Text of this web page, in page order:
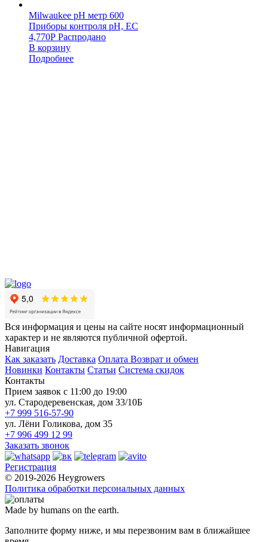
Milwaukee pH метр 600
Приборы контроля pH, EC
4,770Р Распродано
В корзину
Подробнее
Вся информация и цены на сайте носят информационный
характер и не являются публичной офертой.
Навигация
Как заказать Доставка Оплата Возврат и обмен
Новинки Контакты Статьи Система скидок
Контакты
Прием заявок с 11:00 до 19:00
ул. Стародеревенская, дом 33/10Б
+7 999 516-57-90
ул. Лёни Голикова, дом 35
+7 996 499 12 99
Заказать звонок
Регистрация
© 2019-2026 Heygrowers
Политика обработки персональных данных
Made by humans on the earth.
Заполните форму ниже, и мы перезвоним вам в ближайшее